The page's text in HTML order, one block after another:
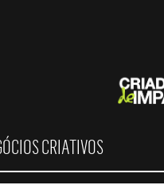
CRIATIVOS